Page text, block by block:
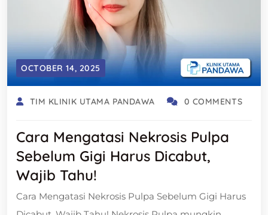
OCTOBER 14, 2025
TIM KLINIK UTAMA PANDAWA 0 COMMENTS
Cara Mengatasi Nekrosis Pulpa
Sebelum Gigi Harus Dicabut,
Wajib Tahu!
Cara Mengatasi Nekrosis Pulpa Sebelum Gigi Harus